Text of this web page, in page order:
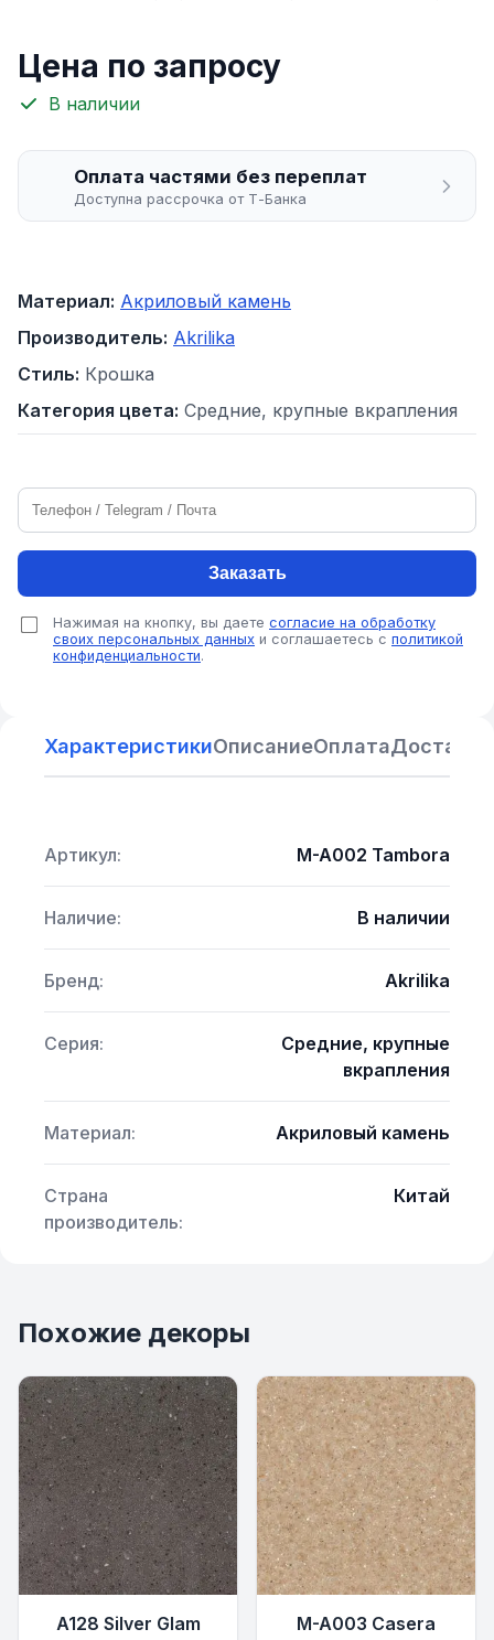
Цена по запросу
В наличии
Оплата частями без переплат
Доступна рассрочка от Т-Банка
Материал: Акриловый камень
Производитель: Akrilika
Стиль: Крошка
Категория цвета: Средние, крупные вкрапления
Заказать
Нажимая на кнопку, вы даете согласие на обработку
своих персональных данных и соглашаетесь с политикой
конфиденциальности.
ХарактеристикиОписаниеОплатаДоставка
Артикул: M-A002 Tambora
Наличие: В наличии
Бренд: Akrilika
Серия:
Средние, крупные
вкрапления
Материал: Акриловый камень
Страна
производитель:
Китай
Похожие декоры
A128 Silver Glam M-A003 Casera